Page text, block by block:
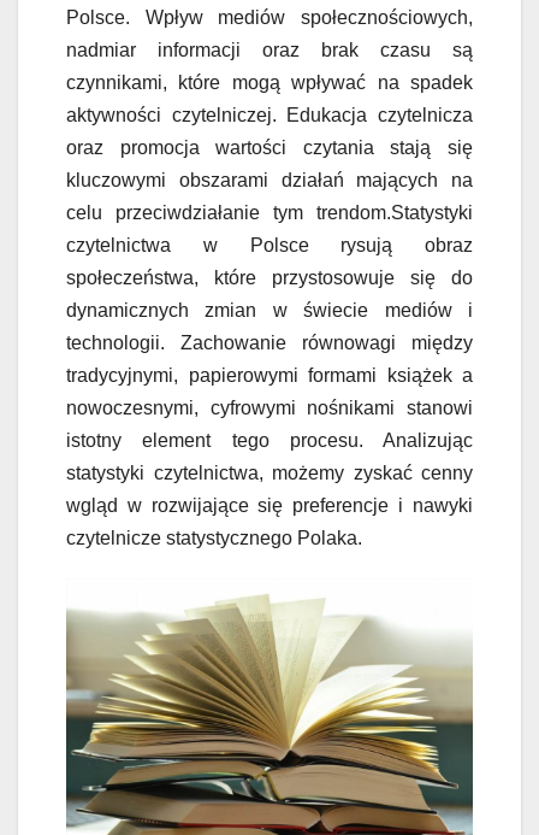
Polsce. Wpływ mediów społecznościowych,
nadmiar informacji oraz brak czasu są
czynnikami, które mogą wpływać na spadek
aktywności czytelniczej. Edukacja czytelnicza
oraz promocja wartości czytania stają się
kluczowymi obszarami działań mających na
celu przeciwdziałanie tym trendom.Statystyki
czytelnictwa w Polsce rysują obraz
społeczeństwa, które przystosowuje się do
dynamicznych zmian w świecie mediów i
technologii. Zachowanie równowagi między
tradycyjnymi, papierowymi formami książek a
nowoczesnymi, cyfrowymi nośnikami stanowi
istotny element tego procesu. Analizując
statystyki czytelnictwa, możemy zyskać cenny
wgląd w rozwijające się preferencje i nawyki
czytelnicze statystycznego Polaka.